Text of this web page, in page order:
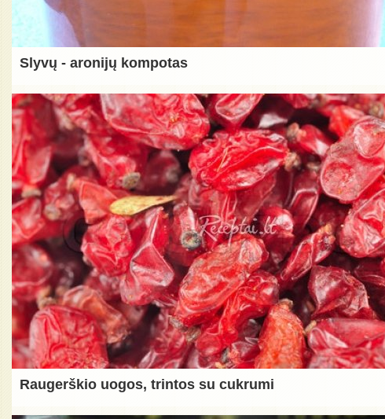
Slyvų - aronijų kompotas
Raugerškio uogos, trintos su cukrumi